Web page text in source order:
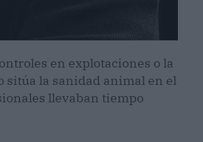
en explotaciones o la
sitúa la sanidad animal en el
llevaban tiempo